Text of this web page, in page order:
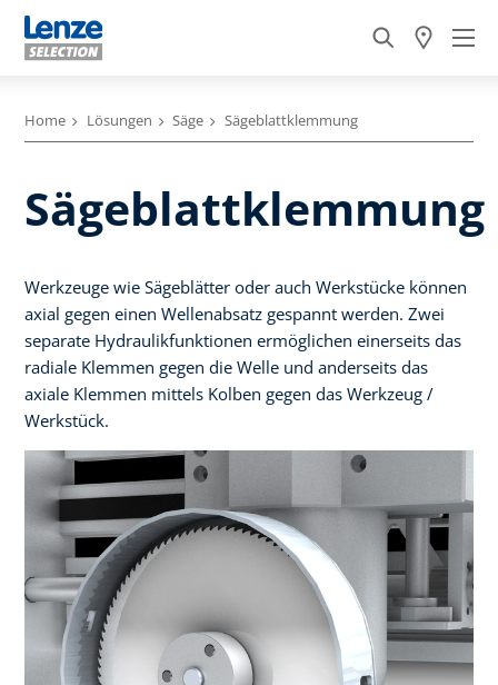
Home Lösungen Säge Sägeblattklemmung
Sägeblattklemmung
Werkzeuge wie Sägeblätter oder auch Werkstücke können
axial gegen einen Wellenabsatz gespannt werden. Zwei
separate Hydraulikfunktionen ermöglichen einerseits das
radiale Klemmen gegen die Welle und anderseits das
axiale Klemmen mittels Kolben gegen das Werkzeug /
Werkstück.